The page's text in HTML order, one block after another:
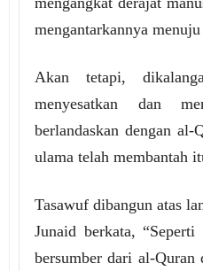
mengantarkannya
Akan tetapi,
menyesatkan dan
berlandaskan dengan
ulama telah membantah
Tasawuf dibangun atas
Junaid berkata,
bersumber dari al-Quran